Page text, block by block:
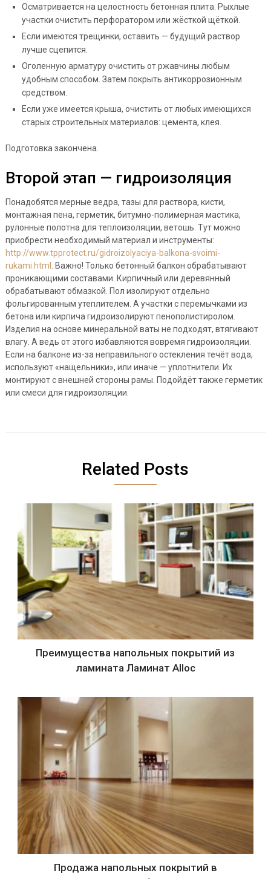
Осматривается на целостность бетонная плита. Рыхлые
участки очистить перфоратором или жёсткой щёткой.
Если имеются трещинки, оставить — будущий раствор
лучше сцепится.
Оголенную арматуру очистить от ржавчины любым
удобным способом. Затем покрыть антикоррозионным
средством.
Если уже имеется крыша, очистить от любых имеющихся
старых строительных материалов: цемента, клея.
Подготовка закончена.
Второй этап — гидроизоляция
Понадобятся мерные ведра, тазы для раствора, кисти,
монтажная пена, герметик, битумно-полимерная мастика,
рулонные полотна для теплоизоляции, ветошь. Тут можно
приобрести необходимый материал и инструменты:
http://www.tpprotect.ru/gidroizolyaciya-balkona-svoimi-
rukami.html
. Важно! Только бетонный балкон обрабатывают
проникающими составами. Кирпичный или деревянный
обрабатывают обмазкой. Пол изолируют отдельно
фольгированным утеплителем. А участки с перемычками из
бетона или кирпича гидроизолируют пенополистиролом.
Изделия на основе минеральной ваты не подходят, втягивают
влагу. А ведь от этого избавляются вовремя гидроизоляции.
Если на балконе из-за неправильного остекления течёт вода,
используют «нащельники», или иначе — уплотнители. Их
монтируют с внешней стороны рамы. Подойдёт также герметик
или смеси для гидроизоляции.
Related Posts
Преимущества напольных покрытий из
ламината Ламинат Alloc
Продажа напольных покрытий в